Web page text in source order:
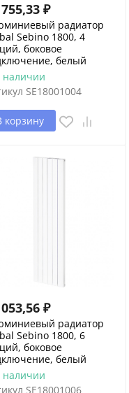
₽
радиатор
Sebino 1800, 4
боковое
белый
наличии
SE18001004
корзину
₽
радиатор
Sebino 1800, 6
боковое
белый
наличии
SE18001006